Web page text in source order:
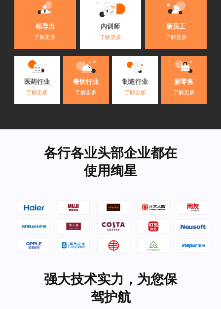
领导力
了解更多
内训师
了解更多
新员工
了解更多
医药行业
了解更多
餐饮行业
了解更多
制造行业
了解更多
新零售
了解更多
各行各业头部企业都在
使用绚星
强大技术实力，为您保
驾护航